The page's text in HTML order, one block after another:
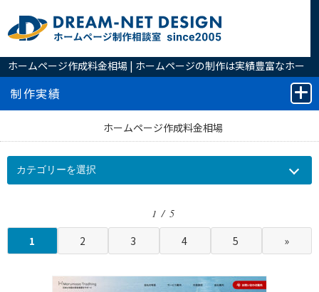
ホームページ作成料金相場 | ホームページの制作は実績豊富なホー
制作実績
ホームページ作成料金相場
1 / 5
1 2 3 4 5 »